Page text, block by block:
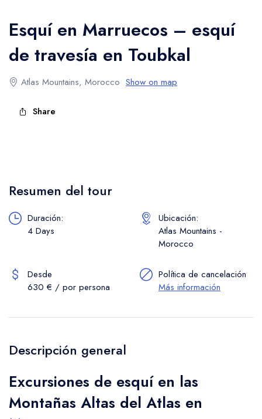
Esquí en Marruecos – esquí
de travesía en Toubkal
Atlas Mountains, Morocco Show on map
Share
Resumen del tour
Duración:
4 Days
Ubicación:
Atlas Mountains -
Morocco
Desde
630 € / por persona
Política de cancelación
Más información
Descripción general
Excursiones de esquí en las
Montañas Altas del Atlas en